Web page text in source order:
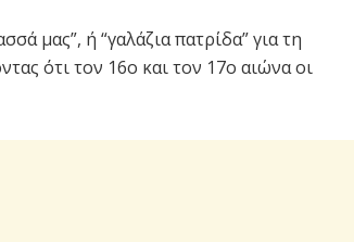
μας”, ή “γαλάζια πατρίδα” για τη
ότι τον 16ο και τον 17ο αιώνα οι